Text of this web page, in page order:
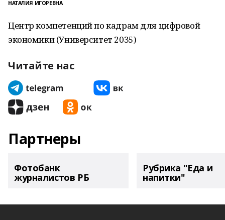
НАТАЛИЯ ИГОРЕВНА
Центр компетенций по кадрам для цифровой
экономики (Университет 2035)
Читайте нас
Партнеры
Фотобанк
журналистов РБ
Рубрика "Еда и
напитки"